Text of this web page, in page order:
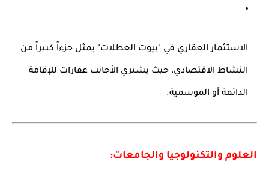
الاستثمار العقاري في "بيوت العطلات" يمثل جزءاً كبيراً من
النشاط الاقتصادي، حيث يشتري الأجانب عقارات للإقامة
الدائمة أو الموسمية.
العلوم والتكنولوجيا والجامعات: